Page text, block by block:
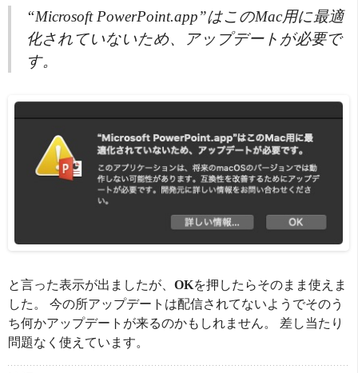
“Microsoft PowerPoint.app”はこのMac用に最適
化されていないため、アップデートが必要で
す。
と言った表示が出ましたが、 OKを押したらそのまま使えま
した。 今の所アップデートは配信されてないようでそのう
ち何かアップデートが来るのかもしれません。 差し当たり
問題なく使えています。